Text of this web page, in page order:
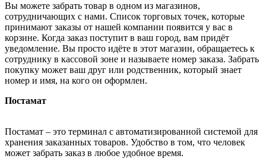
Вы можете забрать товар в одном из магазинов,
сотрудничающих с нами. Список торговых точек, которые
принимают заказы от нашей компании появится у вас в
корзине. Когда заказ поступит в ваш город, вам придёт
уведомление. Вы просто идёте в этот магазин, обращаетесь к
сотруднику в кассовой зоне и называете номер заказа. Забрать
покупку может ваш друг или родственник, который знает
номер и имя, на кого он оформлен.
Постамат
Постамат – это терминал с автоматизированной системой для
хранения заказанных товаров. Удобство в том, что человек
может забрать заказ в любое удобное время.